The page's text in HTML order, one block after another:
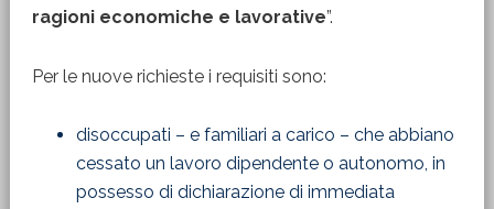
ragioni economiche e lavorative”.
Per le nuove richieste i requisiti sono:
disoccupati – e familiari a carico – che abbiano
cessato un lavoro dipendente o autonomo, in
possesso di dichiarazione di immediata